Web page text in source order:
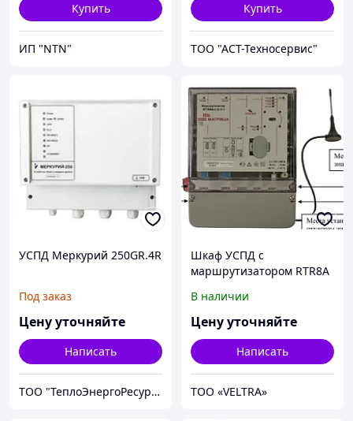
Купить
ИП "NTN"
Купить
ТОО "АСТ-Техносервис"
УСПД Меркурий 250GR.4R
Под заказ
Цену уточняйте
Написать
ТОО "ТеплоЭнергоРесурс"- Греющий кабель RAYCHEM, Теплый пол, Приборы учета
Шкаф УСПД с
маршрутизатором RTR8A
В наличии
Цену уточняйте
Написать
ТОО «VELTRA»